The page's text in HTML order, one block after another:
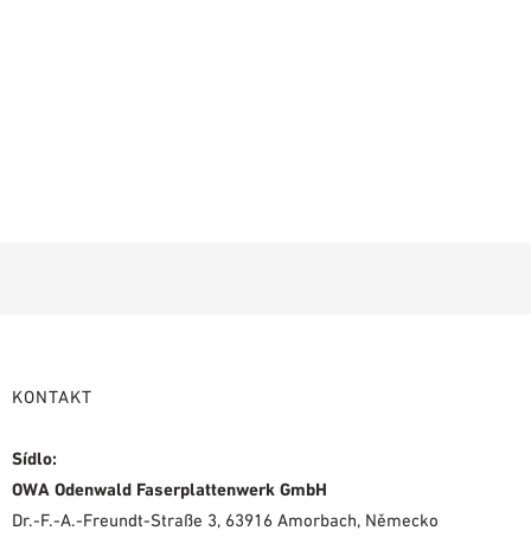
KONTAKT
Sídlo:
OWA Odenwald Faserplattenwerk GmbH
Dr.-F.-A.-Freundt-Straße 3, 63916 Amorbach, Německo